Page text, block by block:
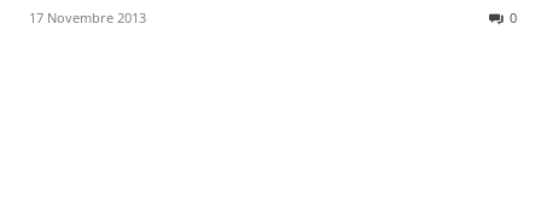
17 Novembre 2013 0